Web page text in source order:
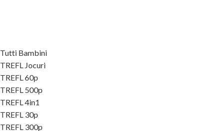
Tutti Bambini
TREFL Jocuri
TREFL 60p
TREFL 500p
TREFL 4in1
TREFL 30p
TREFL 300p